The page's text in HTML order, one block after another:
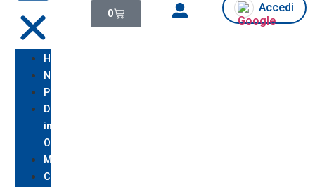
Homepage
Notebook
PC
Desktop/All
in
One
Monitor
Console
0 Accedi